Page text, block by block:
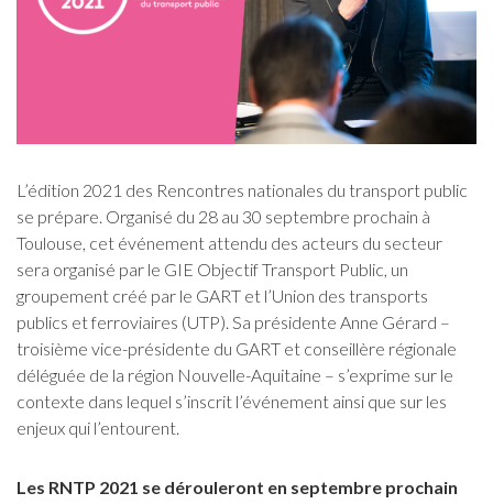
L’édition 2021 des Rencontres nationales du transport public
se prépare. Organisé du 28 au 30 septembre prochain à
Toulouse, cet événement attendu des acteurs du secteur
sera organisé par le GIE Objectif Transport Public, un
groupement créé par le GART et l’Union des transports
publics et ferroviaires (UTP). Sa présidente Anne Gérard –
troisième vice-présidente du GART et conseillère régionale
déléguée de la région Nouvelle-Aquitaine – s’exprime sur le
contexte dans lequel s’inscrit l’événement ainsi que sur les
enjeux qui l’entourent.
Les RNTP 2021 se dérouleront en septembre prochain